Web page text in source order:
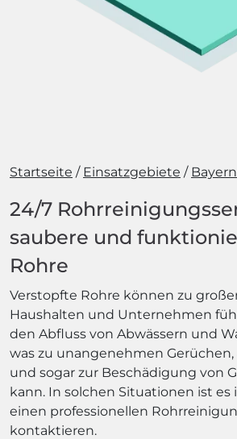
Startseite Einsatzgebiete Bayern
24/7
saubere und
Rohre
Verstopfte Rohre können zu
Haushalten und Unternehmen
den Abfluss von Abwässern und
was zu unangenehmen
und sogar zur Beschädigung von
kann. In solchen Situationen ist es
einen professionellen
kontaktieren.